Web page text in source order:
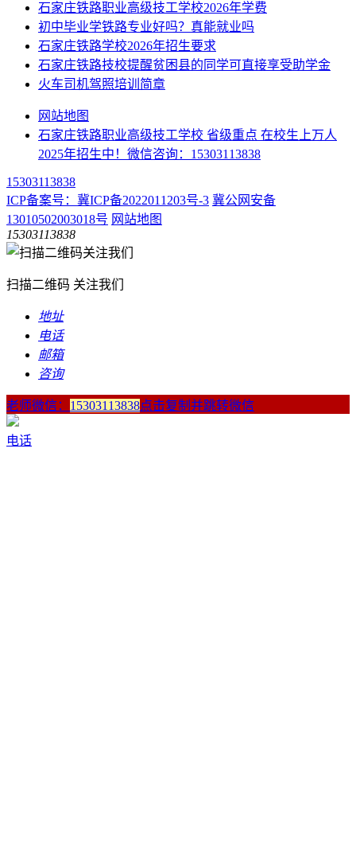
石家庄铁路职业高级技工学校2026年学费
初中毕业学铁路专业好吗？真能就业吗
石家庄铁路学校2026年招生要求
石家庄铁路技校提醒贫困县的同学可直接享受助学金
火车司机驾照培训简章
网站地图
石家庄铁路职业高级技工学校 省级重点 在校生上万人
2025年招生中！微信咨询：15303113838
15303113838
ICP备案号：冀ICP备2022011203号-3 冀公网安备
13010502003018号 网站地图
15303113838
扫描二维码 关注我们
地址
电话
邮箱
咨询
老师微信： 15303113838点击复制并跳转微信
电话